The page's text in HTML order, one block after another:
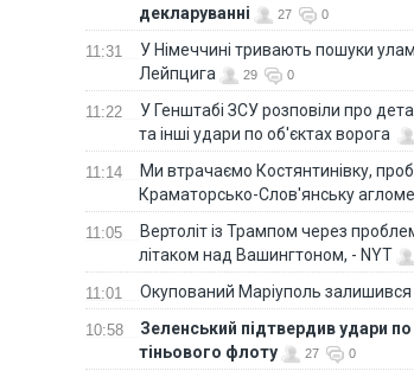
декларуванні
27 0
11:31
У Німеччині тривають пошуки
Лейпцига
29 0
11:22
У Генштабі ЗСУ розповіли про
та інші удари по об'єктах ворога
11:14
Ми втрачаємо Костянтинівку,
Краматорсько-Слов'янську
11:05
Вертоліт із Трампом через
літаком над Вашингтоном, - NYT
11:01 Окупований Маріуполь залишився
10:58
Зеленський підтвердив удари
тіньового флоту
27 0